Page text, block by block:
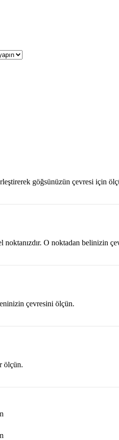
göğsünüzün çevresi için
O noktadan belinizin
çevresini ölçün.
ölçün.